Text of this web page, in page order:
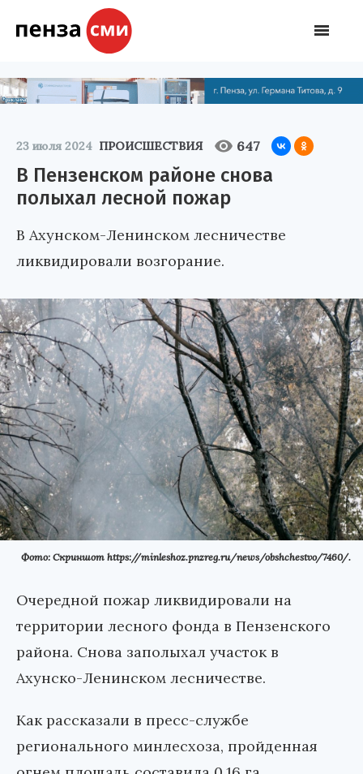
23 июля 2024 ПРОИСШЕСТВИЯ 647
В Пензенском районе снова
полыхал лесной пожар
В Ахунском-Ленинском лесничестве
ликвидировали возгорание.
Фото: Скриншот https://minleshoz.pnzreg.ru/news/obshchestvo/7460/.
Очередной пожар ликвидировали на
территории лесного фонда в Пензенского
района. Снова заполыхал участок в
Ахунско-Ленинском лесничестве.
Как рассказали в пресс-службе
регионального минлесхоза, пройденная